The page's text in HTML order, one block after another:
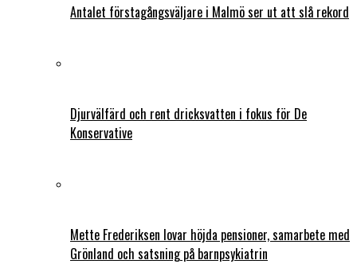
Antalet förstagångsväljare i Malmö ser ut att slå rekord
Djurvälfärd och rent dricksvatten i fokus för De
Konservative
Mette Frederiksen lovar höjda pensioner, samarbete med
Grönland och satsning på barnpsykiatrin